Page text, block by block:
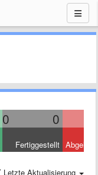
0 0
Fertiggestellt
Letzte Aktualisierung